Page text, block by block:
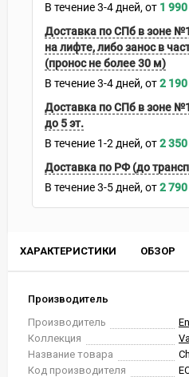
ХАРАКТЕРИСТИКИ ОБЗОР
Производитель
Производитель
Коллекция
Название товара
Код производителя
В течение3-4 дней 1 990
Доставка по СПб в зоне
на лифте, либо занос в
(пронос не более 30 м)
В течение3-4 дней 2 190
Доставка по СПб в зоне
до 5 эт.
В течение 1-2 дней 2 350
Доставка по РФ (до
В течение3-5 дней 2 790